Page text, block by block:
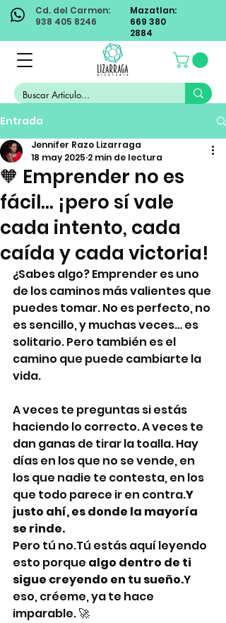
Cd. del Carmen:
938 405 8246
Mazatlan:
669 380
2884
Entrada
🧡 Emprender no es
fácil… ¡pero sí vale
cada intento, cada
caída y cada victoria!
Jennifer Razo Lizarraga
18 may 2025 2 min de lectura
¿Sabes algo? Emprender es uno
de los caminos más valientes que
puedes tomar. No es perfecto, no
es sencillo, y muchas veces… es
solitario. Pero también es el
camino que puede cambiarte la
vida.
A veces te preguntas si estás
haciendo lo correcto. A veces te
dan ganas de tirar la toalla. Hay
días en los que no se vende, en
los que nadie te contesta, en los
que todo parece ir en contra.Y
justo ahí, es donde la mayoría
se rinde.
Pero tú no.Tú estás aquí leyendo
esto porque algo dentro de ti
sigue creyendo en tu sueño.Y
eso, créeme, ya te hace
imparable. 🚀